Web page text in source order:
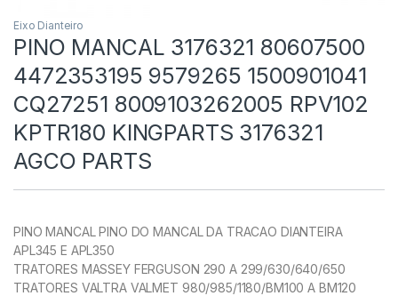
Eixo Dianteiro
PINO MANCAL 3176321 80607500
4472353195 9579265 1500901041
CQ27251 8009103262005 RPV102
KPTR180 KINGPARTS 3176321
AGCO PARTS
PINO MANCAL PINO DO MANCAL DA TRACAO DIANTEIRA
APL345 E APL350
TRATORES MASSEY FERGUSON 290 A 299/630/640/650
TRATORES VALTRA VALMET 980/985/1180/BM100 A BM120